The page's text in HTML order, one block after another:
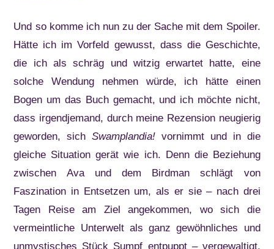
Und so komme ich nun zu der Sache mit dem Spoiler.
Hätte ich im Vorfeld gewusst, dass die Geschichte,
die ich als schräg und witzig erwartet hatte, eine
solche Wendung nehmen würde, ich hätte einen
Bogen um das Buch gemacht, und ich möchte nicht,
dass irgendjemand, durch meine Rezension neugierig
geworden, sichSwamplandia! vornimmt und in die
gleiche Situation gerät wie ich. Denn die Beziehung
zwischen Ava und dem Birdman schlägt von
Faszination in Entsetzen um, als er sie – nach drei
Tagen Reise am Ziel angekommen, wo sich die
vermeintliche Unterwelt als ganz gewöhnliches und
unmystisches Stück Sumpf entpuppt – vergewaltigt.